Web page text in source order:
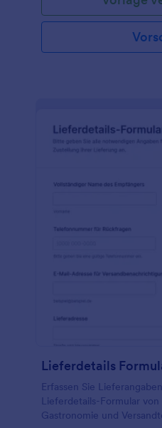
Lieferdetails
Erfassen Sie
Lieferdetails-Formular
Gastronomie und